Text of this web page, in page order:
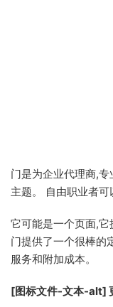
门是为企业代理商,
主题。 自由职业者可
它可能是一个页面,它
门提供了一个很棒的
服务和附加成本。
[图标文件-文本-alt]